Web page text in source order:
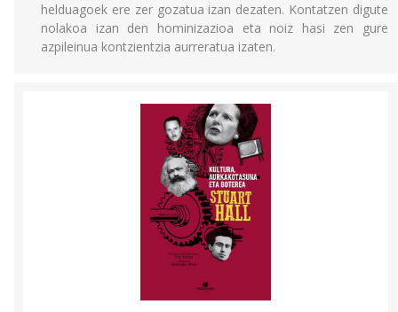
helduagoek ere zer gozatua izan dezaten. Kontatzen digute
nolakoa izan den hominizazioa eta noiz hasi zen gure
azpileinua kontzientzia aurreratua izaten.